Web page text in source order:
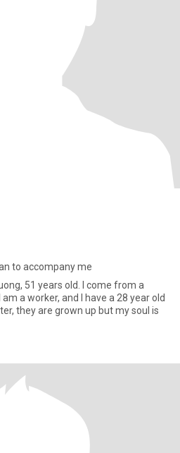
to accompany me
51 years old. I come from a
a worker, and I have a 28 year old
they are grown up but my soul is